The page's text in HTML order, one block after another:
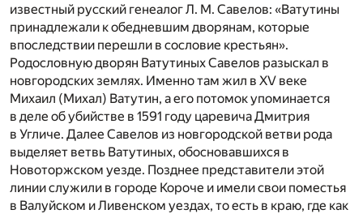
известный русский генеалог Л. М. Савелов: «Ватутины
принадлежали к обедневшим дворянам, которые
впоследствии перешли в сословие крестьян».
Родословную дворян Ватутиных Савелов разыскал в
новгородских землях. Именно там жил в XV веке
Михаил (Михал) Ватутин, а его потомок упоминается
в деле об убийстве в 1591 году царевича Дмитрия
в Угличе. Далее Савелов из новгородской ветви рода
выделяет ветвь Ватутиных, обосновавшихся в
Новоторжском уезде. Позднее представители этой
линии служили в городе Короче и имели свои поместья
в Валуйском и Ливенском уездах, то есть в краю, где как